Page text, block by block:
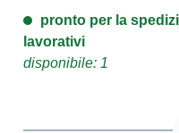
pronto per la
lavorativi
disponibile: 1